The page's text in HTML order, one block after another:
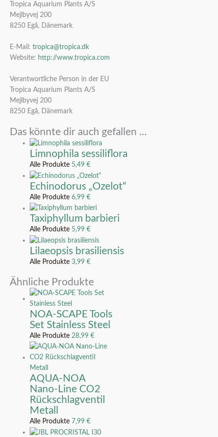
Tropica Aquarium Plants A/S
Mejlbyvej 200
8250 Egå, Dänemark
E-Mail: tropica@tropica.dk
Website: http://www.tropica.com
Verantwortliche Person in der EU
Tropica Aquarium Plants A/S
Mejlbyvej 200
8250 Egå, Dänemark
Das könnte dir auch gefallen …
Limnophila sessiliflora
Alle Produkte 5,49€
Echinodorus „Ozelot“
Alle Produkte6,99€
Taxiphyllum barbieri
Alle Produkte 5,99€
Lilaeopsis brasiliensis
Alle Produkte3,99€
Ähnliche Produkte
NOA-SCAPE Tools
Set Stainless Steel
Alle Produkte28,99€
AQUA-NOA
Nano-Line CO2
Rückschlagventil
Metall
Alle Produkte 7,99€